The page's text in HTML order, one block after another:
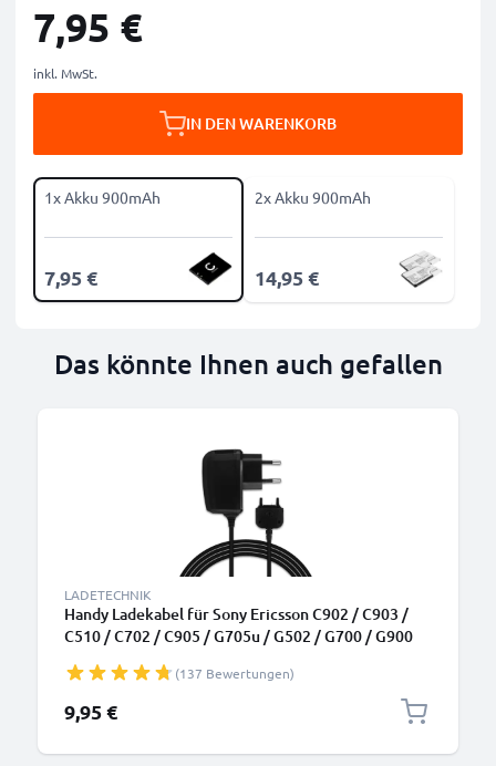
7,95 €
inkl. MwSt.
IN DEN WARENKORB
1x Akku 900mAh
7,95 €
2x Akku 900mAh
14,95 €
Das könnte Ihnen auch gefallen
LADETECHNIK
Handy Ladekabel für Sony Ericsson C902 / C903 /
C510 / C702 / C905 / G705u / G502 / G700 / G900
Ladegerät 1.1m, Handyladekabel
(137 Bewertungen)
9,95 €